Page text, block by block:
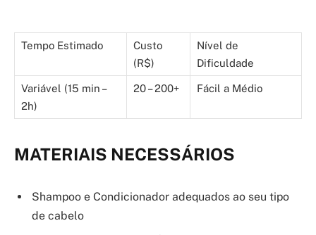
Tempo Estimado
Custo
(R$)
Nível de
Dificuldade
Variável (15 min –
2h)
20 – 200+ Fácil a Médio
MATERIAIS NECESSÁRIOS
Shampoo e Condicionador adequados ao seu tipo
de cabelo